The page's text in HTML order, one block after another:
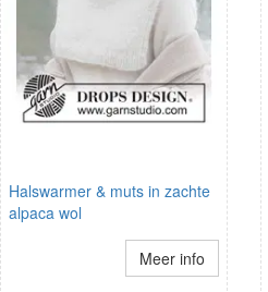
Halswarmer & muts in zachte
alpaca wol
Meer info